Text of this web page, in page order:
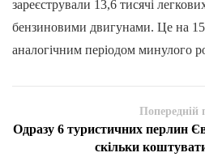
зареєстрували 13,6 тисячі
бензиновими двигунами. Це на
аналогічним періодом минулого
Попередній
Одразу 6 туристичних перлин
скільки